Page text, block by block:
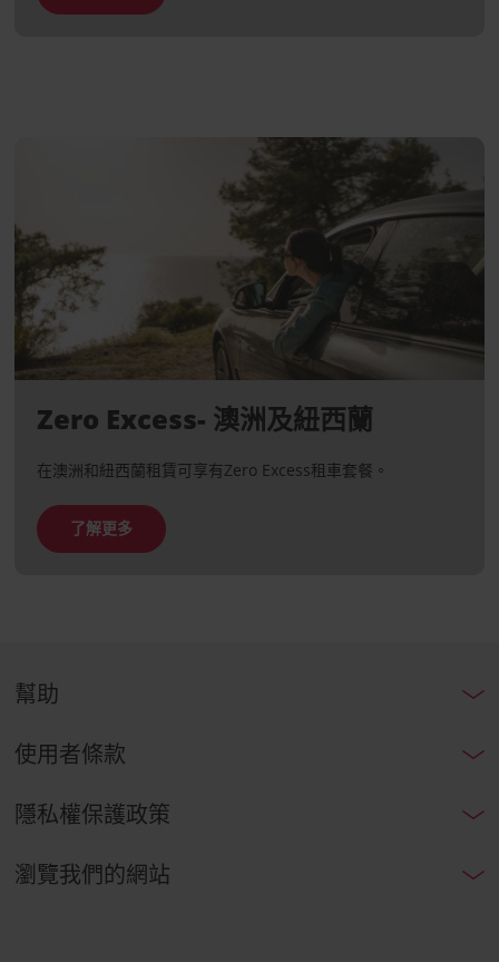
Zero Excess- 澳洲及紐西蘭
在澳洲和紐西蘭租賃可享有Zero Excess租車套餐。
了解更多
幫助
使用者條款
隱私權保護政策
瀏覽我們的網站